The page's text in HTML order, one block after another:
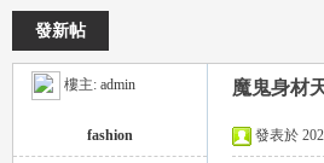
» › ›
發新帖
樓主: admin 魔鬼身材
fashion 發表於